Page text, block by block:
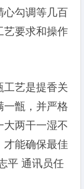
心勾调等几百
艺要求和操作
工艺是提香关
一甑，并严格
大两干一湿不
才能确保最佳
平 通讯员任